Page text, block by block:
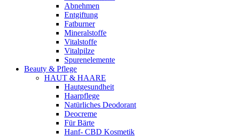
Abnehmen
Entgiftung
Fatburner
Mineralstoffe
Vitalstoffe
Vitalpilze
Spurenelemente
Beauty & Pflege
HAUT & HAARE
Hautgesundheit
Haarpflege
Natürliches Deodorant
Deocreme
Für Bärte
Hanf- CBD Kosmetik